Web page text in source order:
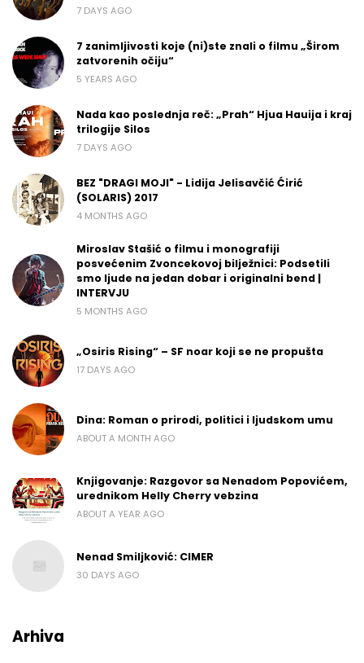
7 DAYS AGO
7 zanimljivosti koje (ni)ste znali o filmu „Širom
zatvorenih očiju“
5 YEARS AGO
Nada kao poslednja reč: „Prah“ Hjua Hauija i kraj
trilogije Silos
7 DAYS AGO
BEZ "DRAGI MOJI" - Lidija Jelisavčić Ćirić
(SOLARIS) 2017
4 MONTHS AGO
Miroslav Stašić o filmu i monografiji
posvećenim Zvoncekovoj bilježnici: Podsetili
smo ljude na jedan dobar i originalni bend |
INTERVJU
5 MONTHS AGO
„Osiris Rising“ – SF noar koji se ne propušta
17 DAYS AGO
Dina: Roman o prirodi, politici i ljudskom umu
ABOUT A MONTH AGO
Knjigovanje: Razgovor sa Nenadom Popovićem,
urednikom Helly Cherry vebzina
ABOUT A YEAR AGO
Nenad Smiljković: CIMER
30 DAYS AGO
Arhiva